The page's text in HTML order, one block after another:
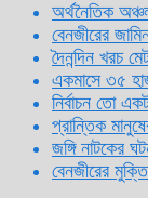
অর্থনৈতিক
বেনজীরের
দৈনন্দিন খরচ
একমাসে ৩৫
নির্বাচন তো
প্রান্তিক
জঙ্গি নাটকের
বেনজীরের